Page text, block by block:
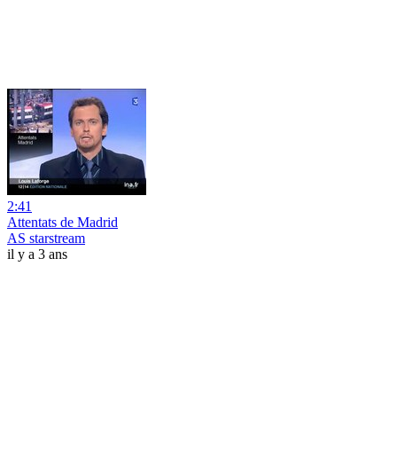
2:41
Attentats de Madrid
AS starstream
il y a 3 ans